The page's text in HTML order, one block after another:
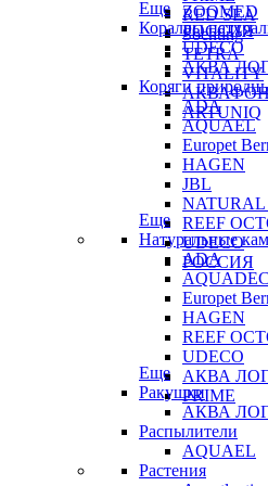
RED SEA
Sochting
TETRA
VITALITY
ARTUNIQ
ZOOMED
РОССИЯ
Еще
Кораллы
UDECO
АКВА
Коряги
ADA
AQUAEL
Europet
HAGEN
JBL
NATURAL
REEF
UDECO
РОССИЯ
Еще
Натуральные
ADA
Europet
HAGEN
REEF
UDECO
АКВА
PRIME
Еще
Ракушки
АКВА
Распылители
AQUAEL
Растения